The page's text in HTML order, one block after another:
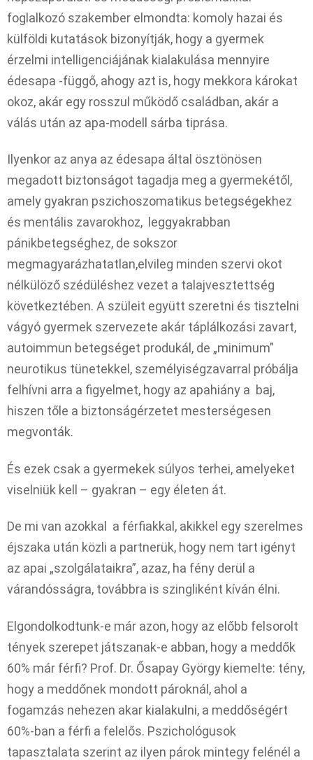
foglalkozó szakember elmondta: komoly hazai és
külföldi kutatások bizonyítják, hogy a gyermek
érzelmi intelligenciájának kialakulása mennyire
édesapa -függő, ahogy azt is, hogy mekkora károkat
okoz, akár egy rosszul működő családban, akár a
válás után az apa-modell sárba tiprása.
Ilyenkor az anya az édesapa által ösztönösen
megadott biztonságot tagadja meg a gyermekétől,
amely gyakran pszichoszomatikus betegségekhez
és mentális zavarokhoz, leggyakrabban
pánikbetegséghez, de sokszor
megmagyarázhatatlan,elvileg minden szervi okot
nélkülöző szédüléshez vezet a talajvesztettség
következtében. A szüleit együtt szeretni és tisztelni
vágyó gyermek szervezete akár táplálkozási zavart,
autoimmun betegséget produkál, de „minimum”
neurotikus tünetekkel, személyiségzavarral próbálja
felhívni arra a figyelmet, hogy az apahiány a baj,
hiszen tőle a biztonságérzetet mesterségesen
megvonták.
És ezek csak a gyermekek súlyos terhei, amelyeket
viselniük kell – gyakran – egy életen át.
De mi van azokkal a férfiakkal, akikkel egy szerelmes
éjszaka után közli a partnerük, hogy nem tart igényt
az apai „szolgálataikra”, azaz, ha fény derül a
várandósságra, továbbra is szingliként kíván élni.
Elgondolkodtunk-e már azon, hogy az előbb felsorolt
tények szerepet játszanak-e abban, hogy a meddők
60% már férfi? Prof. Dr. Ősapay György kiemelte: tény,
hogy a meddőnek mondott pároknál, ahol a
fogamzás nehezen akar kialakulni, a meddőségért
60%-ban a férfi a felelős. Pszichológusok
tapasztalata szerint az ilyen párok mintegy felénél a